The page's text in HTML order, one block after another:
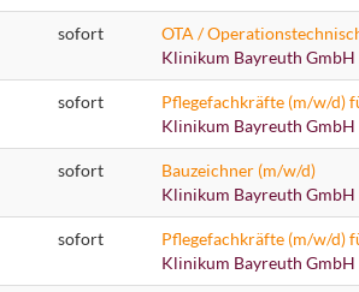
sofort
Klinikum Bayreuth GmbH
sofort
Pflegefachkräfte (m/w/d)
Klinikum Bayreuth GmbH
sofort
Bauzeichner (m/w/d)
Klinikum Bayreuth GmbH
sofort
Pflegefachkräfte (m/w/d)
Klinikum Bayreuth GmbH